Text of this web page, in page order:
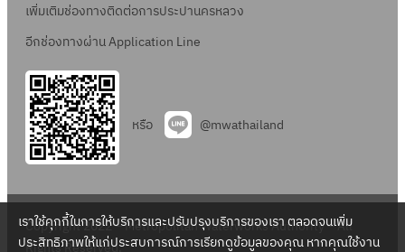
เพิ่มเติมช่องทางติดต่อการประปานครหลวง
อีกช่องทางผ่าน Application Line
หรือ @mwathailand
Copyright 2022 – Metropolitan Waterworks Authority – All
เราใช้คุกกี้ในการให้บริการและปรับปรุงบริการของเรา ตลอดจนเพิ่ม
ประสิทธิภาพให้แก่ประสบการณ์การเรียกดูข้อมูลของคุณ หากคุณใช้งาน